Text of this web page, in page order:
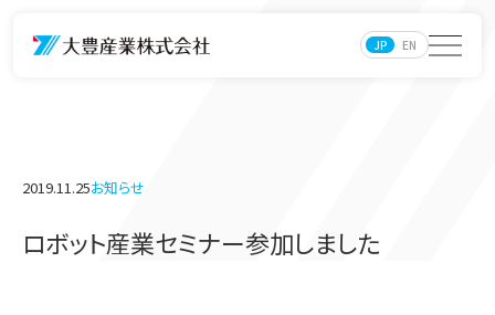
JP EN
2019.11.25お知らせ
ロボット産業セミナー参加しました